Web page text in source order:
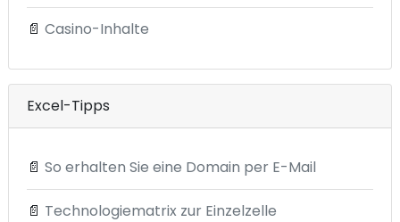
📄 Casino-Inhalte
Excel-Tipps
📄 So erhalten Sie eine Domain per E-Mail
📄 Technologiematrix zur Einzelzelle